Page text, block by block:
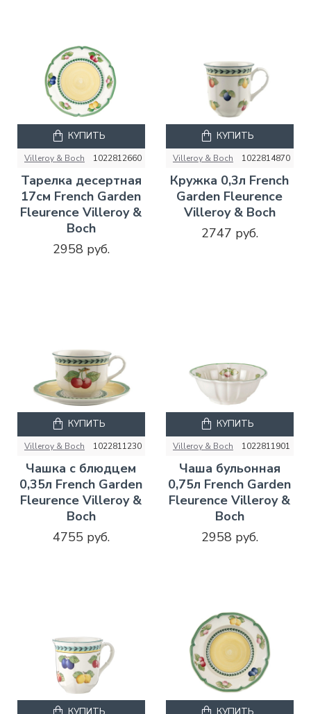
Villeroy & Boch 1022812660
Тарелка десертная
17см French Garden
Fleurence Villeroy &
Boch
2958 руб.
КУПИТЬ
Villeroy & Boch 1022814870
Кружка 0,3л French
Garden Fleurence
Villeroy & Boch
2747 руб.
КУПИТЬ
Villeroy & Boch 1022811230
Чашка с блюдцем
0,35л French Garden
Fleurence Villeroy &
Boch
4755 руб.
КУПИТЬ
Villeroy & Boch 1022811901
Чаша бульонная
0,75л French Garden
Fleurence Villeroy &
Boch
2958 руб.
КУПИТЬ